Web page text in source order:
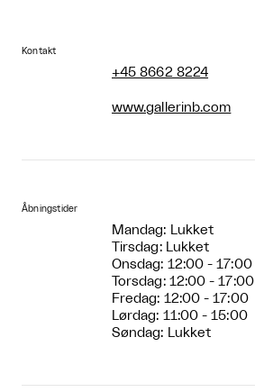
Kontakt
+45 8662 8224
www.gallerinb.com
Åbningstider
Mandag: Lukket
Tirsdag: Lukket
Onsdag: 12:00 - 17:00
Torsdag: 12:00 - 17:00
Fredag: 12:00 - 17:00
Lørdag: 11:00 - 15:00
Søndag: Lukket